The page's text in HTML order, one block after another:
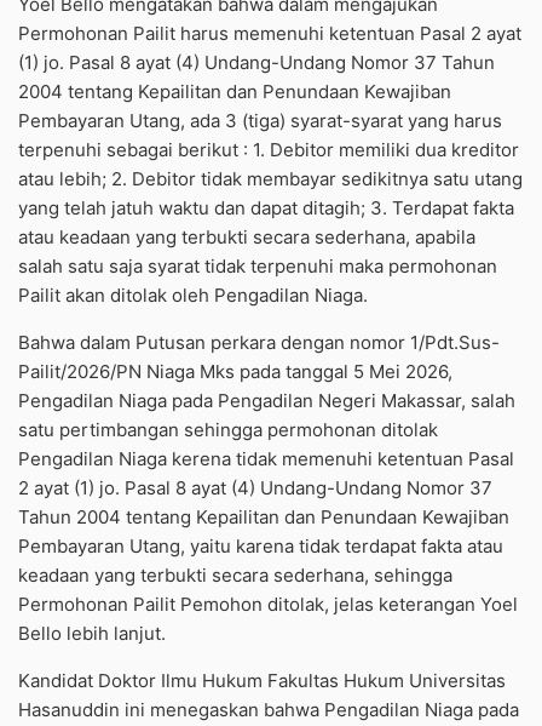
Yoel Bello mengatakan bahwa dalam mengajukan
Permohonan Pailit harus memenuhi ketentuan Pasal 2 ayat
(1) jo. Pasal 8 ayat (4) Undang-Undang Nomor 37 Tahun
2004 tentang Kepailitan dan Penundaan Kewajiban
Pembayaran Utang, ada 3 (tiga) syarat-syarat yang harus
terpenuhi sebagai berikut : 1. Debitor memiliki dua kreditor
atau lebih; 2. Debitor tidak membayar sedikitnya satu utang
yang telah jatuh waktu dan dapat ditagih; 3. Terdapat fakta
atau keadaan yang terbukti secara sederhana, apabila
salah satu saja syarat tidak terpenuhi maka permohonan
Pailit akan ditolak oleh Pengadilan Niaga.
Bahwa dalam Putusan perkara dengan nomor 1/Pdt.Sus-
Pailit/2026/PN Niaga Mks pada tanggal 5 Mei 2026,
Pengadilan Niaga pada Pengadilan Negeri Makassar, salah
satu pertimbangan sehingga permohonan ditolak
Pengadilan Niaga kerena tidak memenuhi ketentuan Pasal
2 ayat (1) jo. Pasal 8 ayat (4) Undang-Undang Nomor 37
Tahun 2004 tentang Kepailitan dan Penundaan Kewajiban
Pembayaran Utang, yaitu karena tidak terdapat fakta atau
keadaan yang terbukti secara sederhana, sehingga
Permohonan Pailit Pemohon ditolak, jelas keterangan Yoel
Bello lebih lanjut.
Kandidat Doktor Ilmu Hukum Fakultas Hukum Universitas
Hasanuddin ini menegaskan bahwa Pengadilan Niaga pada